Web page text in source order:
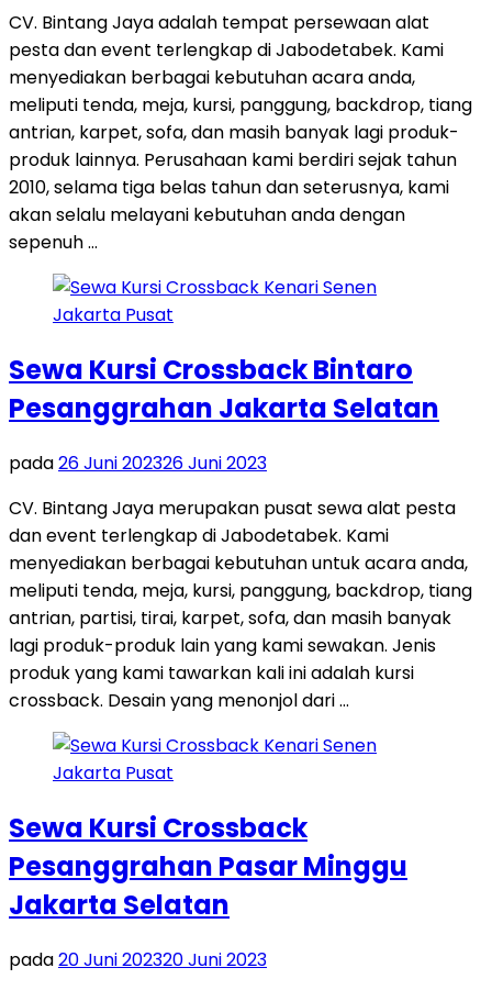
CV. Bintang Jaya adalah tempat persewaan alat
pesta dan event terlengkap di Jabodetabek. Kami
menyediakan berbagai kebutuhan acara anda,
meliputi tenda, meja, kursi, panggung, backdrop, tiang
antrian, karpet, sofa, dan masih banyak lagi produk-
produk lainnya. Perusahaan kami berdiri sejak tahun
2010, selama tiga belas tahun dan seterusnya, kami
akan selalu melayani kebutuhan anda dengan
sepenuh …
Sewa Kursi Crossback Bintaro
Pesanggrahan Jakarta Selatan
pada26 Juni 202326 Juni 2023
CV. Bintang Jaya merupakan pusat sewa alat pesta
dan event terlengkap di Jabodetabek. Kami
menyediakan berbagai kebutuhan untuk acara anda,
meliputi tenda, meja, kursi, panggung, backdrop, tiang
antrian, partisi, tirai, karpet, sofa, dan masih banyak
lagi produk-produk lain yang kami sewakan. Jenis
produk yang kami tawarkan kali ini adalah kursi
crossback. Desain yang menonjol dari …
Sewa Kursi Crossback
Pesanggrahan Pasar Minggu
Jakarta Selatan
pada20 Juni 202320 Juni 2023